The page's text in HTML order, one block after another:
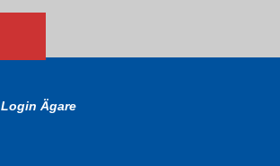
Login Ägare